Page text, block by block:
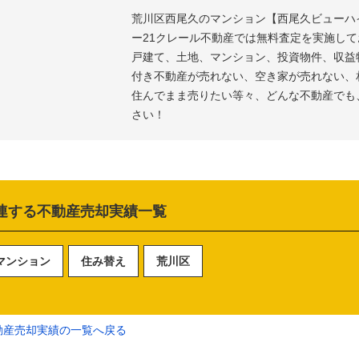
荒川区西尾久のマンション
西尾久ビューハ
ー21クレール不動産では無料査定を実施し
戸建て、土地、マンション、投資物件、収
付き不動産が売れない、空き家が売れない
住んでまま売りたい等々、どんな不動産で
さい！
する不動産売却実績一覧
ンション 住み替え 荒川区
売却実績の一覧へ戻る